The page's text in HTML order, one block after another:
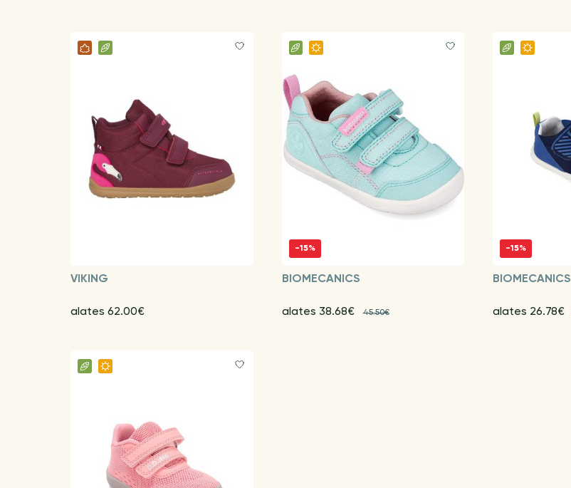
VIKING
alates 62.00€
-15%
BIOMECANICS
alates 38.68€ 45.50€
-15%
BIOMECANICS
alates 26.78€